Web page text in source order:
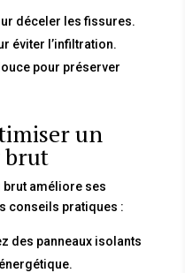
déceler les fissures.
éviter l’infiltration.
pour préserver
un
brut
brut améliore ses
conseils pratiques :
des panneaux isolants